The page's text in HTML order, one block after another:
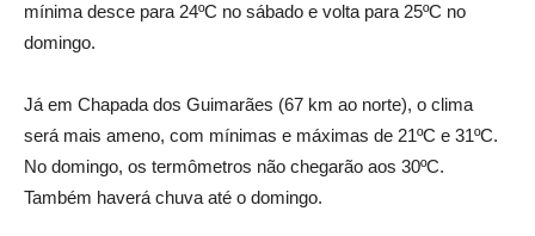
mínima desce para 24ºC no sábado e volta para 25ºC no
domingo.
Já em Chapada dos Guimarães (67 km ao norte), o clima
será mais ameno, com mínimas e máximas de 21ºC e 31ºC.
No domingo, os termômetros não chegarão aos 30ºC.
Também haverá chuva até o domingo.